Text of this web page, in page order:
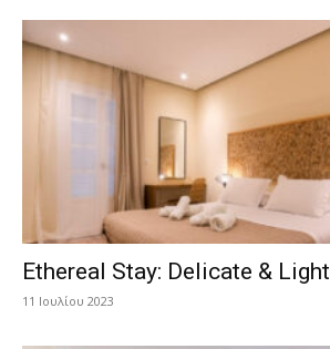
Ethereal Stay: Delicate & Light
11 Ιουλίου 2023